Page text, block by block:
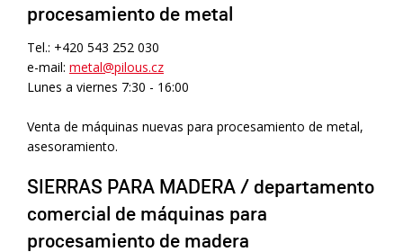
procesamiento de metal
Tel.: +420 543 252 030
e-mail: metal@pilous.cz
Lunes a viernes 7:30 - 16:00
Venta de máquinas nuevas para procesamiento de metal,
asesoramiento.
SIERRAS PARA MADERA / departamento
comercial de máquinas para
procesamiento de madera